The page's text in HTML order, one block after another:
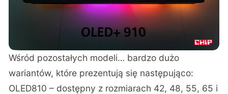
Wśród pozostałych modeli… bardzo dużo
wariantów, które prezentują się następująco:
OLED810 – dostępny z rozmiarach 42, 48, 55, 65 i